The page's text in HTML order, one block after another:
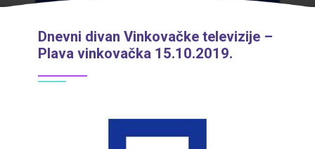
Dnevni divan Vinkovačke televizije –
Plava vinkovačka 15.10.2019.